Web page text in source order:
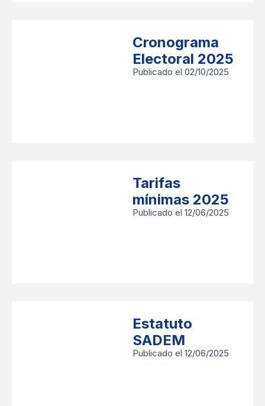
Cronograma
Electoral 2025
Publicado el 02/10/2025
Tarifas
mínimas 2025
Publicado el 12/06/2025
Estatuto
SADEM
Publicado el 12/06/2025